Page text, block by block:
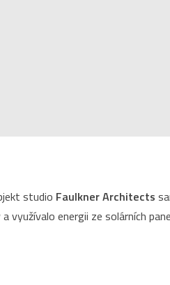
studio Faulkner Architects
využívalo energii ze solárních